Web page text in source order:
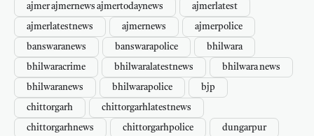
ajmer ajmernews ajmertodaynews ajmerlatest
ajmerlatestnews ajmernews ajmerpolice
banswaranews banswarapolice bhilwara
bhilwaracrime bhilwaralatestnews bhilwara news
bhilwaranews bhilwarapolice bjp
chittorgarh chittorgarhlatestnews
chittorgarhnews chittorgarhpolice dungarpur